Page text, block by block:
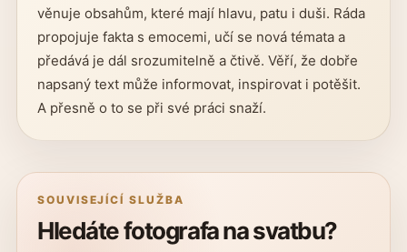
věnuje obsahům, které mají hlavu, patu i duši. Ráda
propojuje fakta s emocemi, učí se nová témata a
předává je dál srozumitelně a čtivě. Věří, že dobře
napsaný text může informovat, inspirovat i potěšit.
A přesně o to se při své práci snaží.
SOUVISEJÍCÍ SLUŽBA
Hledáte fotografa na svatbu?